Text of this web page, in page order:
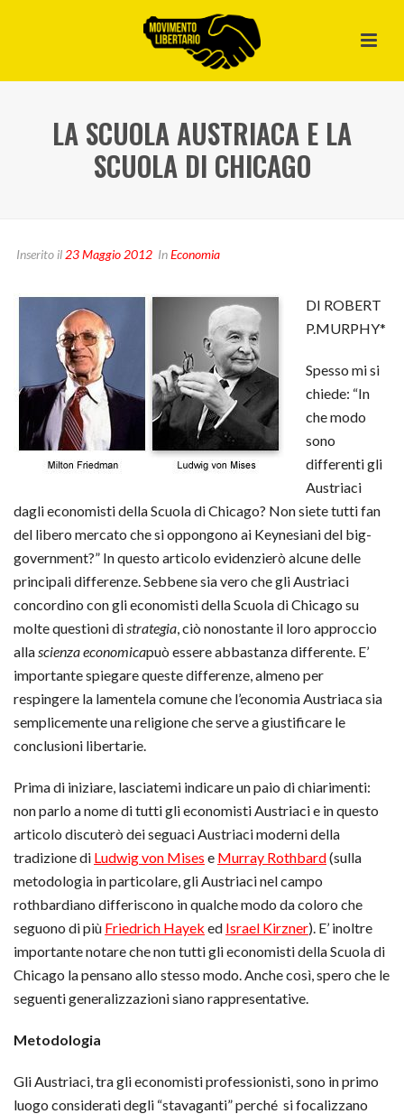
LA SCUOLA AUSTRIACA E LA
SCUOLA DI CHICAGO
Inserito il 23 Maggio 2012 InEconomia
DI ROBERT
P.MURPHY*
Spesso mi si
chiede: “In
che modo
sono
differenti gli
Austriaci
dagli economisti della Scuola di Chicago? Non siete tutti fan
del libero mercato che si oppongono ai Keynesiani del big-
government?” In questo articolo evidenzierò alcune delle
principali differenze. Sebbene sia vero che gli Austriaci
concordino con gli economisti della Scuola di Chicago su
molte questioni distrategia, ciò nonostante il loro approccio
allascienza economicapuò essere abbastanza differente. E’
importante spiegare queste differenze, almeno per
respingere la lamentela comune che l’economia Austriaca sia
semplicemente una religione che serve a giustificare le
conclusioni libertarie.
Prima di iniziare, lasciatemi indicare un paio di chiarimenti:
non parlo a nome di tutti gli economisti Austriaci e in questo
articolo discuterò dei seguaci Austriaci moderni della
tradizione di Ludwig von Mises e Murray Rothbard(sulla
metodologia in particolare, gli Austriaci nel campo
rothbardiano differiscono in qualche modo da coloro che
seguono di più Friedrich Hayek ed Israel Kirzner). E’ inoltre
importante notare che non tutti gli economisti della Scuola di
Chicago la pensano allo stesso modo. Anche così, spero che le
seguenti generalizzazioni siano rappresentative.
Metodologia
Gli Austriaci, tra gli economisti professionisti, sono in primo
luogo considerati degli “stavaganti” perché si focalizzano